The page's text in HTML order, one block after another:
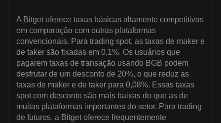
A Bitget oferece taxas básicas altamente competitivas
em comparação com outras plataformas
convencionais. Para trading spot, as taxas de maker e
de taker são fixadas em 0,1%. Os usuários que
pagarem taxas de transação usando BGB podem
desfrutar de um desconto de 20%, o que reduz as
taxas de maker e de taker para 0,08%. Essas taxas
spot com desconto são mais baixas do que as de
muitas plataformas importantes do setor. Para trading
de futuros, a Bitget oferece frequentemente